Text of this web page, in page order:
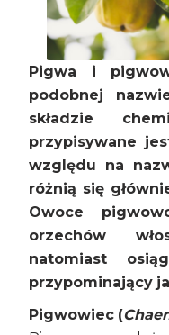
Pigwa i
podobnej
składzie
przypisywane
względu na
różnią się
Owoce
orzechów
natomiast
przypominający
Pigwowiec (